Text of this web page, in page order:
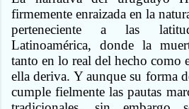
firmemente enraizada en la
perteneciente a las
Latinoamérica, donde la
tanto en lo real del hecho como
ella deriva. Y aunque su forma
cumple fielmente las pautas